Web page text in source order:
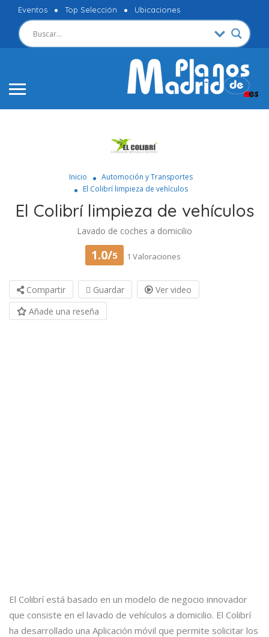
Eventos Top Selección Ubicaciones
Inicio
Automoción y Transportes
El Colibrí limpieza de vehículos
El Colibrí limpieza de vehículos
Lavado de coches a domicilio
1.0/5 1 Valoraciones
Compartir Guardar
Ver video
Añade una reseña
El Colibrí está basado en un modelo de negocio innovador
que consiste en el lavado de vehículos a domicilio. El Colibrí
ha desarrollado una Aplicación móvil que permite solicitar los